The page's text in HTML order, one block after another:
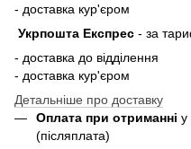
- доставка кур'єром
Укрпошта Експрес - за
- доставка до відділення
- доставка кур'єром
Детальніше про доставку
Оплата при отриманні у
(післяплата)